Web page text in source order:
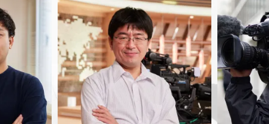
ニュース制作ディレクター
世界のニュースを体感できる仕事毎
日とても刺激的です
ニュー
誰でも映像を撮
心に響く映像